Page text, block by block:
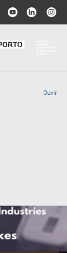
Ouvir